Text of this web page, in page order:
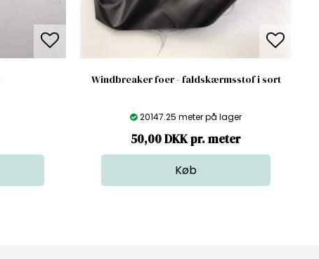
Windbreaker foer - faldskærmsstof i sort
20147.25 meter på lager
50,00 DKK pr. meter